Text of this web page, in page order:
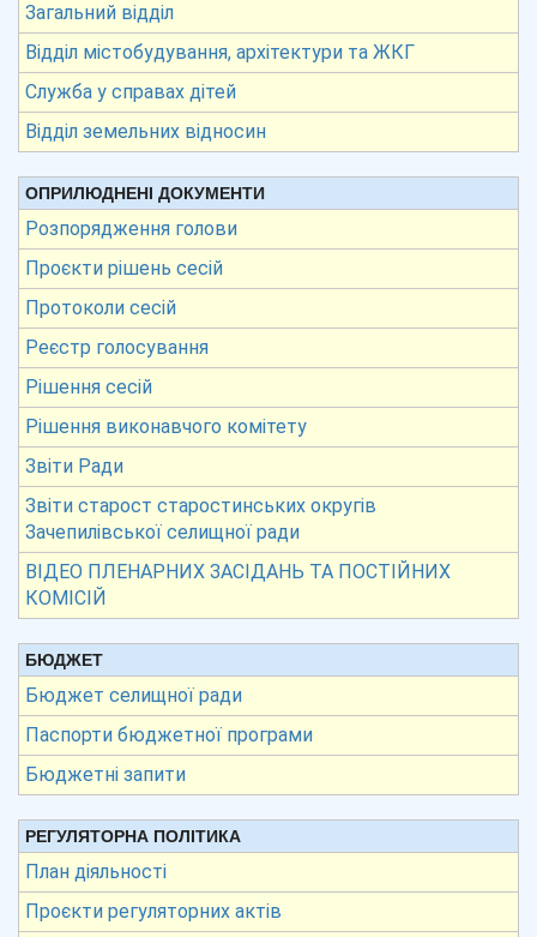
Загальний відділ
Відділ містобудування, архітектури та ЖКГ
Служба у справах дітей
Відділ земельних відносин
ОПРИЛЮДНЕНІ ДОКУМЕНТИ
Розпорядження голови
Проєкти рішень сесій
Протоколи сесій
Реєстр голосування
Рішення сесій
Рішення виконавчого комітету
Звіти Ради
Звіти старост старостинських округів
Зачепилівської селищної ради
ВІДЕО ПЛЕНАРНИХ ЗАСІДАНЬ ТА ПОСТІЙНИХ
КОМІСІЙ
БЮДЖЕТ
Бюджет селищної ради
Паспорти бюджетної програми
Бюджетні запити
РЕГУЛЯТОРНА ПОЛІТИКА
План діяльності
Проєкти регуляторних актів